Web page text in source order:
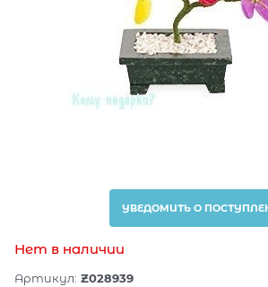
УВЕДОМИТЬ О
Нет в наличии
Артикул: Z028939